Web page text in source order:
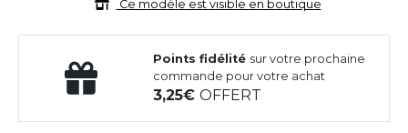
Ce modèle est visible en boutique
Points fidélité sur votre prochaine
commande pour votre achat
3,25OFFERT